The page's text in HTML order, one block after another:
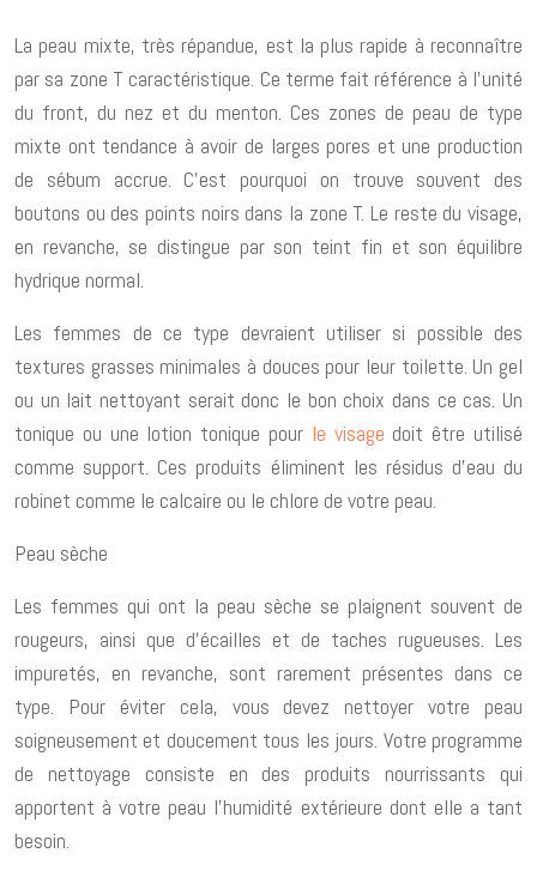
La peau mixte, très répandue, est la plus rapide à reconnaître
par sa zone T caractéristique. Ce terme fait référence à l’unité
du front, du nez et du menton. Ces zones de peau de type
mixte ont tendance à avoir de larges pores et une production
de sébum accrue. C’est pourquoi on trouve souvent des
boutons ou des points noirs dans la zone T. Le reste du visage,
en revanche, se distingue par son teint fin et son équilibre
hydrique normal.
Les femmes de ce type devraient utiliser si possible des
textures grasses minimales à douces pour leur toilette. Un gel
ou un lait nettoyant serait donc le bon choix dans ce cas. Un
tonique ou une lotion tonique pour le visage doit être utilisé
comme support. Ces produits éliminent les résidus d’eau du
robinet comme le calcaire ou le chlore de votre peau.
Peau sèche
Les femmes qui ont la peau sèche se plaignent souvent de
rougeurs, ainsi que d’écailles et de taches rugueuses. Les
impuretés, en revanche, sont rarement présentes dans ce
type. Pour éviter cela, vous devez nettoyer votre peau
soigneusement et doucement tous les jours. Votre programme
de nettoyage consiste en des produits nourrissants qui
apportent à votre peau l’humidité extérieure dont elle a tant
besoin.